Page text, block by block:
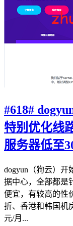
#618#
特别优化线
服务器低至
dogyun（狗云）开
据中心，全部都是
便宜，有较高的性
折、香港和韩国机
元/月...